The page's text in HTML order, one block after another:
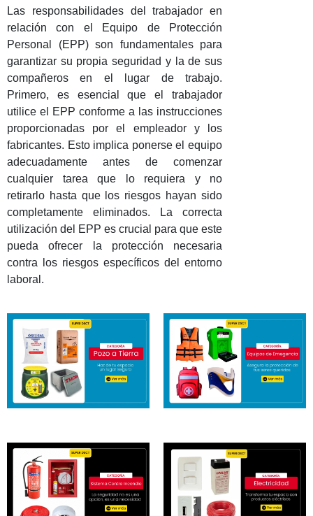
Las responsabilidades del trabajador en
relación con el Equipo de Protección
Personal (EPP) son fundamentales para
garantizar su propia seguridad y la de sus
compañeros en el lugar de trabajo.
Primero, es esencial que el trabajador
utilice el EPP conforme a las instrucciones
proporcionadas por el empleador y los
fabricantes. Esto implica ponerse el equipo
adecuadamente antes de comenzar
cualquier tarea que lo requiera y no
retirarlo hasta que los riesgos hayan sido
completamente eliminados. La correcta
utilización del EPP es crucial para que este
pueda ofrecer la protección necesaria
contra los riesgos específicos del entorno
laboral.